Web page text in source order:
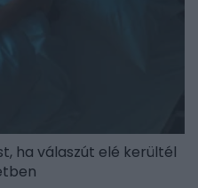
ha válaszút elé kerültél